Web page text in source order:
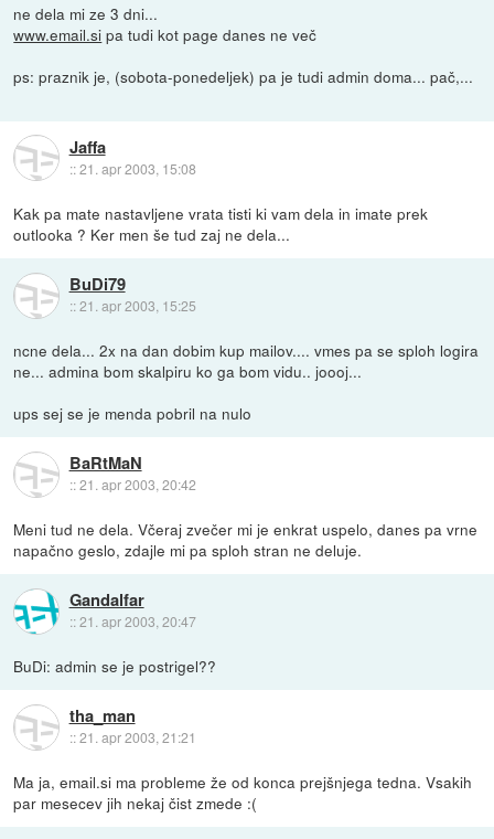
ne dela mi ze 3 dni...
www.email.si pa tudi kot page danes ne več
ps: praznik je, (sobota-ponedeljek) pa je tudi admin doma... pač,...
Jaffa
::21. apr 2003, 15:08
Kak pa mate nastavljene vrata tisti ki vam dela in imate prek
outlooka ? Ker men še tud zaj ne dela...
BuDi79
::21. apr 2003, 15:25
ncne dela... 2x na dan dobim kup mailov.... vmes pa se sploh logira
ne... admina bom skalpiru ko ga bom vidu.. joooj...
ups sej se je menda pobril na nulo
BaRtMaN
::21. apr 2003, 20:42
Meni tud ne dela. Včeraj zvečer mi je enkrat uspelo, danes pa vrne
napačno geslo, zdajle mi pa sploh stran ne deluje.
Gandalfar
::21. apr 2003, 20:47
BuDi: admin se je postrigel??
tha_man
::21. apr 2003, 21:21
Ma ja, email.si ma probleme že od konca prejšnjega tedna. Vsakih
par mesecev jih nekaj čist zmede :(